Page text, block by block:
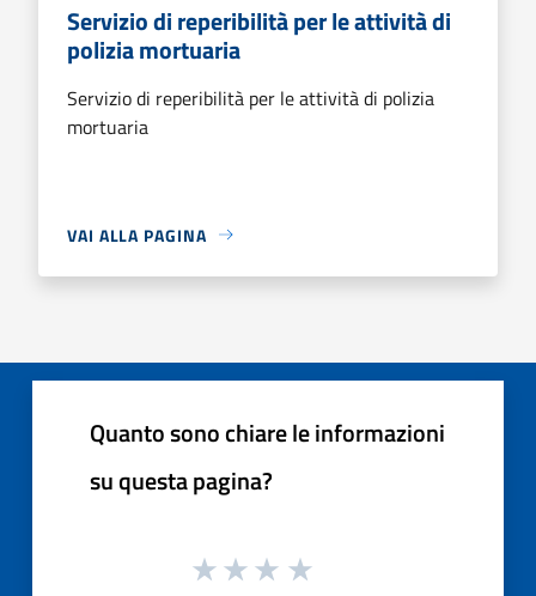
Servizio di reperibilità per le attività di
polizia mortuaria
Servizio di reperibilità per le attività di polizia
mortuaria
VAI ALLA PAGINA
Quanto sono chiare le informazioni
su questa pagina?